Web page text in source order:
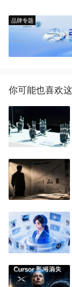
品牌专题
你可能也喜欢